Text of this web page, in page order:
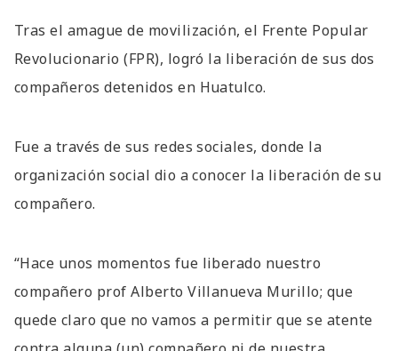
Tras el amague de movilización, el Frente Popular
Revolucionario (FPR), logró la liberación de sus dos
compañeros detenidos en Huatulco.
Fue a través de sus redes sociales, donde la
organización social dio a conocer la liberación de su
compañero.
“Hace unos momentos fue liberado nuestro
compañero prof Alberto Villanueva Murillo; que
quede claro que no vamos a permitir que se atente